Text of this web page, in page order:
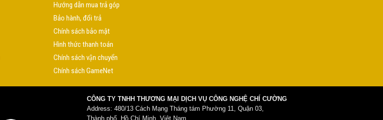
Hướng dẫn mua trả góp
Bảo hành, đổi trả
Chính sách bảo mật
Hình thức thanh toán
Chính sách vận chuyển
Chính sách GameNet
CÔNG TY TNHH THƯƠNG MẠI DỊCH VỤ CÔNG NGHỆ CHÍ CƯỜNG
Address: 480/13 Cách Mạng Tháng tám Phường 11, Quận 03,
Thành phố .Hồ Chí Minh, Việt Nam